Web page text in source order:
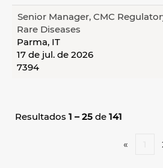
Senior Manager, CMC
Rare Diseases
Parma, IT
17 de jul. de 2026
7394
Resultados 1 – 25 de 141
«